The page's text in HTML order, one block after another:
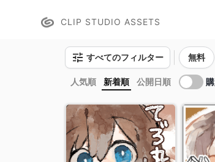
CLIP STUDIO ASSETS
すべてのフィルター 無料
人気順 新着順 公開日順